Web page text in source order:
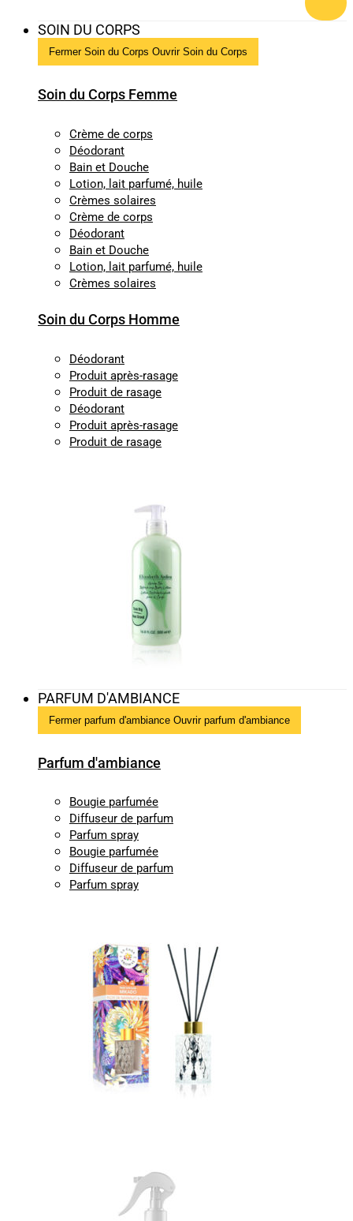
SOIN DU CORPS
Fermer Soin du Corps Ouvrir Soin du Corps
Soin du Corps Femme
Crème de corps
Déodorant
Bain et Douche
Lotion, lait parfumé, huile
Crèmes solaires
Crème de corps
Déodorant
Bain et Douche
Lotion, lait parfumé, huile
Crèmes solaires
Soin du Corps Homme
Déodorant
Produit après-rasage
Produit de rasage
Déodorant
Produit après-rasage
Produit de rasage
PARFUM D'AMBIANCE
Fermer parfum d'ambiance Ouvrir parfum d'ambiance
Parfum d'ambiance
Bougie parfumée
Diffuseur de parfum
Parfum spray
Bougie parfumée
Diffuseur de parfum
Parfum spray